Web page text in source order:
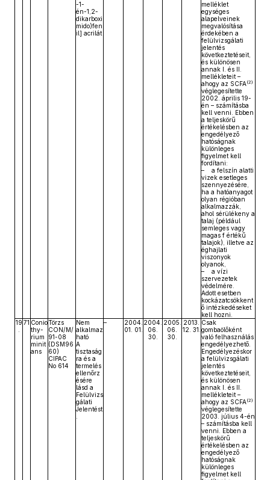
-1-
én-1,2-
dikarboxi
mido)fen
il] acrilát
melléklet
egységes
alapelveinek
megvalósítása
érdekében a
felülvizsgálati
jelentés
következtetéseit,
és különösen
annak I. és II.
mellékleteit –
ahogy az SCFA(2)
véglegesítette
2002. április 19-
én – számításba
kell venni. Ebben
a teljeskörű
értékelésben az
engedélyező
hatóságnak
különleges
figyelmet kell
fordítani:
– a felszín alatti
vizek esetleges
szennyezésére,
ha a hatóanyagot
olyan régióban
alkalmazzák,
ahol sérülékeny a
talaj (például
semleges vagy
magas f értékű
talajok), illetve az
éghajlati
viszonyok
olyanok,
– a vízi
szervezetek
védelmére.
Adott esetben
kockázatcsökkent
ő intézkedéseket
kell hozni.
19 71 Conio
thy-
rium
minit
ans
Törzs
CON/M/
91-08
(DSM96
60)
CIPAC
No 614
Nem
alkalmaz
ható
A
tisztaság
ra és a
termelés
ellenőrz
ésére
lásd a
Felülvizs
gálati
Jelentést
–
2004.
01. 01.
2004.
06.
30.
2005.
06.
30.
2013.
12. 31.
Csak
gombaölőként
való felhasználás
engedélyezhető.
Engedélyezéskor
a felülvizsgálati
jelentés
következtetéseit,
és különösen
annak I. és II.
mellékleteit –
ahogy az SCFA(2)
véglegesítette
2003. július 4-én
– számításba kell
venni. Ebben a
teljeskörű
értékelésben az
engedélyező
hatóságnak
különleges
figyelmet kell